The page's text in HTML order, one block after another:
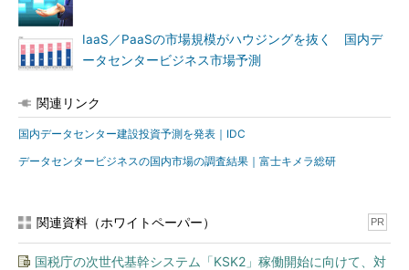
IaaS／PaaSの市場規模がハウジングを抜く 国内デ
ータセンタービジネス市場予測
関連リンク
国内データセンター建設投資予測を発表｜IDC
データセンタービジネスの国内市場の調査結果｜富士キメラ総研
関連資料（ホワイトペーパー） PR
国税庁の次世代基幹システム「KSK2」稼働開始に向けて、対